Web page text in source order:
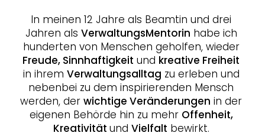
In meinen 12 Jahre als Beamtin und drei
Jahren als VerwaltungsMentorin habe ich
hunderten von Menschen geholfen, wieder
Freude, Sinnhaftigkeit und kreative Freiheit
in ihrem Verwaltungsalltag zu erleben und
nebenbei zu dem inspirierenden Mensch
werden, der wichtige Veränderungen in der
eigenen Behörde hin zu mehr Offenheit,
Kreativität und Vielfalt bewirkt.